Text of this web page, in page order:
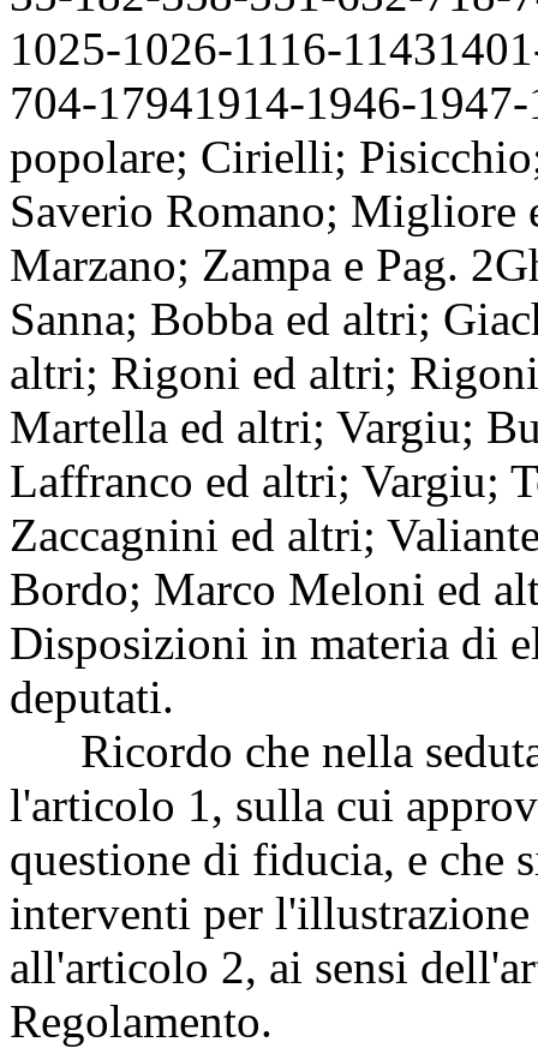
1025-1026-1116-
704-17941914-1946-
popolare; Cirielli;
Saverio Romano; Migliore
Marzano; Zampa e Pag. 2
Sanna; Bobba ed altri;
altri; Rigoni ed altri;
Martella ed altri; Vargiu;
Laffranco ed altri; Vargiu;
Zaccagnini ed altri;
Bordo; Marco Meloni ed
Disposizioni in materia di
deputati.
Ricordo che nella
l'articolo 1, sulla cui
questione di fiducia, e che
interventi per
all'articolo 2, ai sensi
Regolamento.